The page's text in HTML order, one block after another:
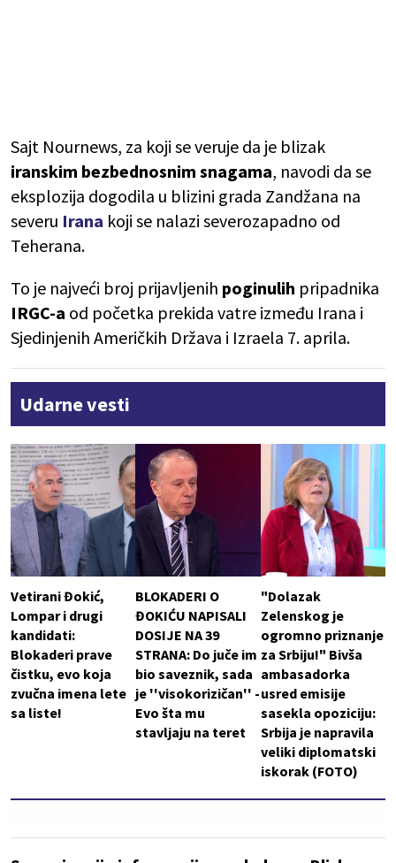
Sajt Nournews, za koji se veruje da je blizak
iranskim bezbednosnim snagama, navodi da se
eksplozija dogodila u blizini grada Zandžana na
severu Irana koji se nalazi severozapadno od
Teherana.
To je najveći broj prijavljenih poginulih pripadnika
IRGC-a od početka prekida vatre između Irana i
Sjedinjenih Američkih Država i Izraela 7. aprila.
Udarne vesti
Vetirani Đokić,
Lompar i drugi
kandidati:
Blokaderi prave
čistku, evo koja
zvučna imena lete
sa liste!
BLOKADERI O
ĐOKIĆU NAPISALI
DOSIJE NA 39
STRANA: Do juče im
bio saveznik, sada
je ''visokorizičan'' -
Evo šta mu
stavljaju na teret
"Dolazak
Zelenskog je
ogromno priznanje
za Srbiju!" Bivša
ambasadorka
usred emisije
sasekla opoziciju:
Srbija je napravila
veliki diplomatski
iskorak (FOTO)